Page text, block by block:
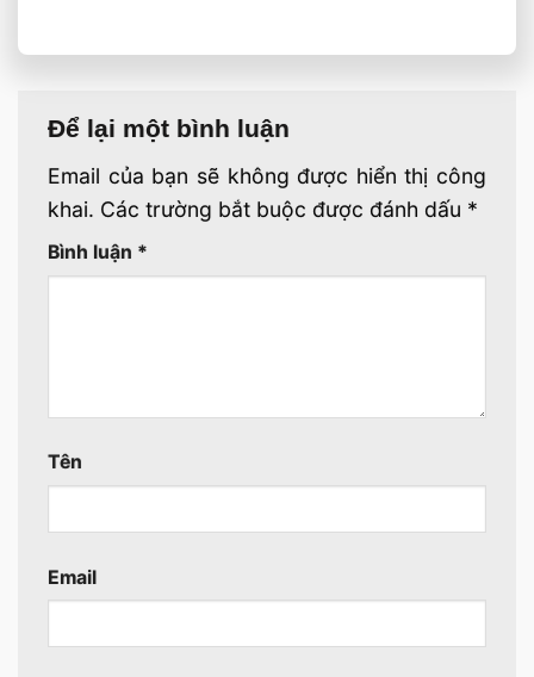
Để lại một bình luận
Email của bạn sẽ không được hiển thị công
khai. Các trường bắt buộc được đánh dấu *
Bình luận *
Tên
Email